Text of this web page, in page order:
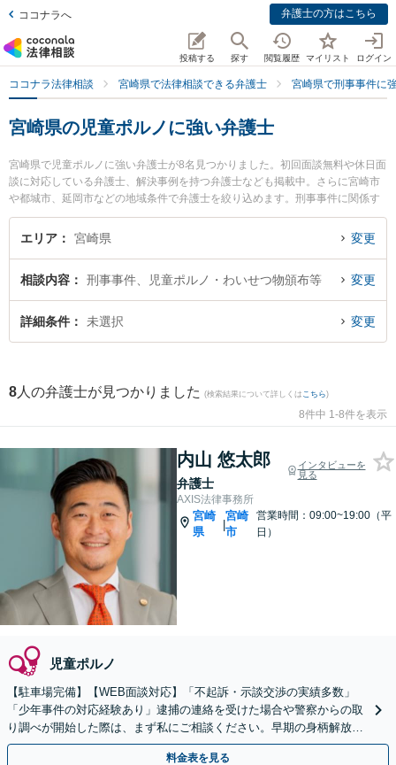
ココナラへ 弁護士の方はこちら
投稿する 探す 閲覧履歴 マイリスト ログイン
ココナラ法律相談 宮崎県で法律相談できる弁護士 宮崎県で刑事事件に
宮崎県の児童ポルノに強い弁護士
宮崎県で児童ポルノに強い弁護士が8名見つかりました。初回面談無料や休日面
談に対応している弁護士、解決事例を持つ弁護士なども掲載中。さらに宮崎市
や都城市、延岡市などの地域条件で弁護士を絞り込めます。刑事事件に関係す
る加害者側や少年犯罪、再犯・前科あり等の細かな分野での絞り込み検索もで
き便利です。特にAXIS法律事務所の内山 悠太郎弁護士やベリーベスト法律事務
や夜間に発生した児童ポルノのトラブルを今すぐに弁護士に相談したい』『児
童ポルノのトラブル解決の実績豊富な近くの弁護士を検索したい』『初回相談
無料で児童ポルノを法律相談できる宮崎県内の弁護士に相談予約したい』など
エリア 宮崎県 変更
相談内容 刑事事件、児童ポルノ・わいせつ物頒布等 変更
詳細条件 未選択 変更
8 人の弁護士が見つかりました (検索結果について詳しくは こちら)
8件中 1-8件を表示
内山 悠太郎
弁護士
インタビューを
見る
AXIS法律事務所
宮崎
県
|
宮崎
市
営業時間：09:00~19:00（平
日）
児童ポルノ
【駐車場完備】【WEB面談対応】「不起訴・示談交渉の実績多数」
「少年事件の対応経験あり」逮捕の連絡を受けた場合や警察からの取
り調べが開始した際は、まず私にご相談ください。早期の身柄解放と
示談の成立をサポートします【休日・夜間相談可】
料金表を見る